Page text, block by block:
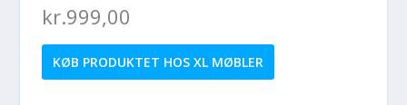
kr.999,00
KØB PRODUKTET HOS XL MØBLER